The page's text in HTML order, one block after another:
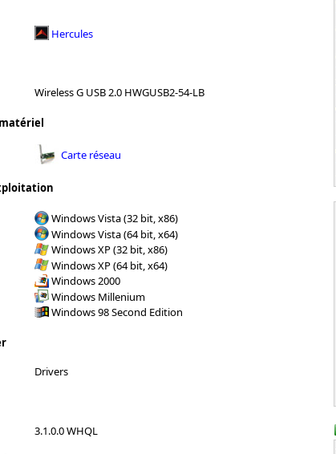
Hercules
Wireless G USB 2.0 HWGUSB2-54-LB
Carte réseau
Windows Vista (32 bit, x86)
Windows Vista (64 bit, x64)
Windows XP (32 bit, x86)
Windows XP (64 bit, x64)
Windows 2000
Windows Millenium
Windows 98 Second Edition
Drivers
3.1.0.0 WHQL